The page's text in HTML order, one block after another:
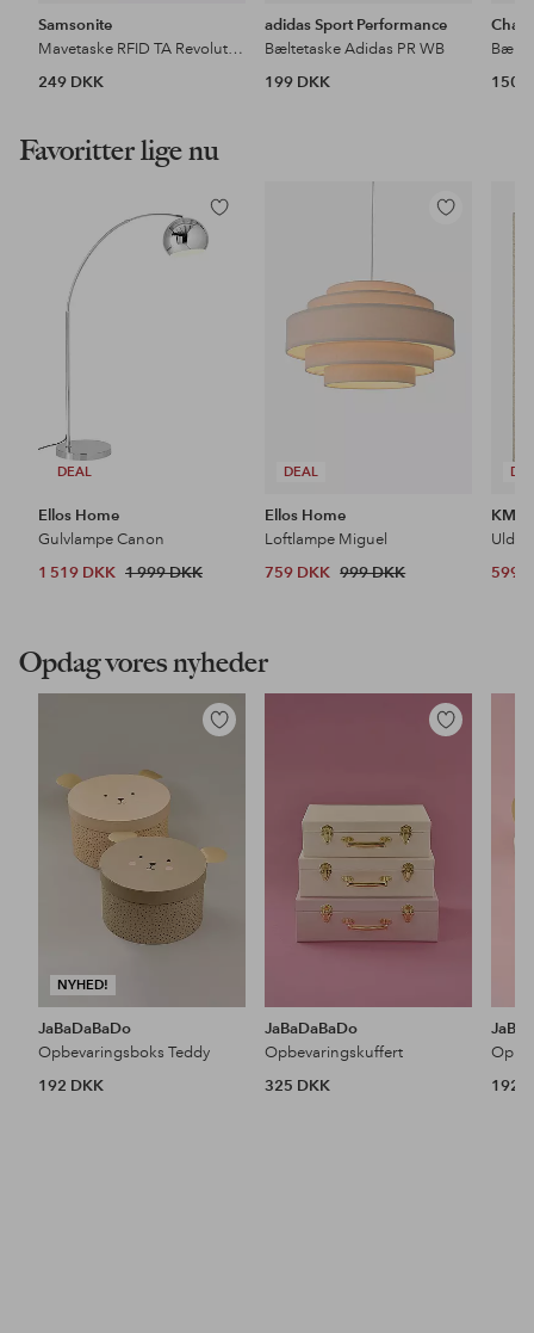
Samsonite
Mavetaske RFID TA Revolution Eclipse Grey
249 DKK
adidas Sport Performance
Bæltetaske Adidas PR WB
199 DKK
150
Favoritter lige nu
DEAL
Tilføj
til
Ellos Home
Gulvlampe Canon
1 519 DKK 1 999 DKK
DEAL
Tilføj
Ellos Home
Loftlampe Miguel
759 DKK 999 DKK
KM
599
Opdag vores nyheder
NYHED!
Tilføj
JaBaDaBaDo
Opbevaringsboks Teddy
192 DKK
Tilføj
JaBaDaBaDo
Opbevaringskuffert
325 DKK
192